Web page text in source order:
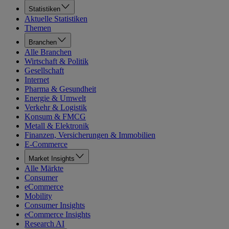
Statistiken
Aktuelle Statistiken
Themen
Branchen
Alle Branchen
Wirtschaft & Politik
Gesellschaft
Internet
Pharma & Gesundheit
Energie & Umwelt
Verkehr & Logistik
Konsum & FMCG
Metall & Elektronik
Finanzen, Versicherungen & Immobilien
E-Commerce
Market Insights
Alle Märkte
Consumer
eCommerce
Mobility
Consumer Insights
eCommerce Insights
Research AI